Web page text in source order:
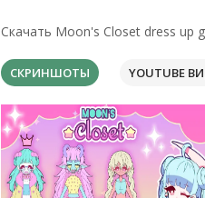
Скачать Moon's Closet dress
СКРИНШОТЫ YOUTUBE